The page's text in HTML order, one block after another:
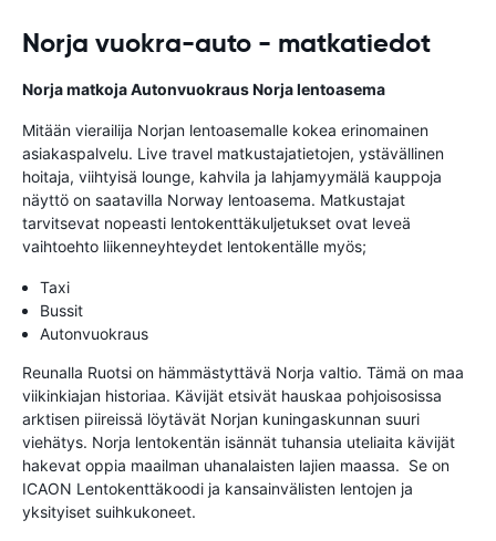
Norja vuokra-auto - matkatiedot
Norja matkoja Autonvuokraus Norja lentoasema
Mitään vierailija Norjan lentoasemalle kokea erinomainen
asiakaspalvelu. Live travel matkustajatietojen, ystävällinen
hoitaja, viihtyisä lounge, kahvila ja lahjamyymälä kauppoja
näyttö on saatavilla Norway lentoasema. Matkustajat
tarvitsevat nopeasti lentokenttäkuljetukset ovat leveä
vaihtoehto liikenneyhteydet lentokentälle myös;
Taxi
Bussit
Autonvuokraus
Reunalla Ruotsi on hämmästyttävä Norja valtio. Tämä on maa
viikinkiajan historiaa. Kävijät etsivät hauskaa pohjoisosissa
arktisen piireissä löytävät Norjan kuningaskunnan suuri
viehätys. Norja lentokentän isännät tuhansia uteliaita kävijät
hakevat oppia maailman uhanalaisten lajien maassa. Se on
ICAON Lentokenttäkoodi ja kansainvälisten lentojen ja
yksityiset suihkukoneet.